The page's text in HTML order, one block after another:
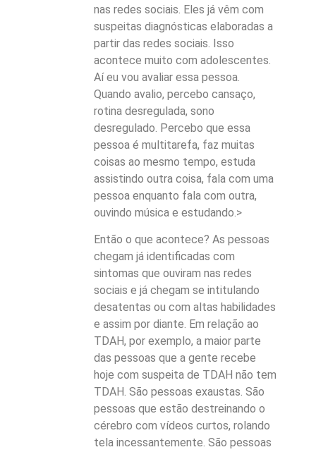
nas redes sociais. Eles já vêm com
suspeitas diagnósticas elaboradas a
partir das redes sociais. Isso
acontece muito com adolescentes.
Aí eu vou avaliar essa pessoa.
Quando avalio, percebo cansaço,
rotina desregulada, sono
desregulado. Percebo que essa
pessoa é multitarefa, faz muitas
coisas ao mesmo tempo, estuda
assistindo outra coisa, fala com uma
pessoa enquanto fala com outra,
ouvindo música e estudando.>
Então o que acontece? As pessoas
chegam já identificadas com
sintomas que ouviram nas redes
sociais e já chegam se intitulando
desatentas ou com altas habilidades
e assim por diante. Em relação ao
TDAH, por exemplo, a maior parte
das pessoas que a gente recebe
hoje com suspeita de TDAH não tem
TDAH. São pessoas exaustas. São
pessoas que estão destreinando o
cérebro com vídeos curtos, rolando
tela incessantemente. São pessoas